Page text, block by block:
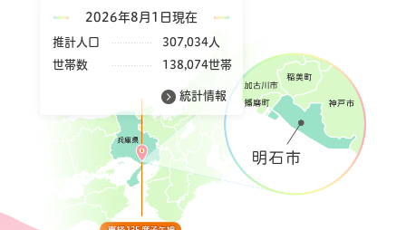
2026年8月1日現在
推計人口
307,034人
世帯数
138,074世帯
統計情報